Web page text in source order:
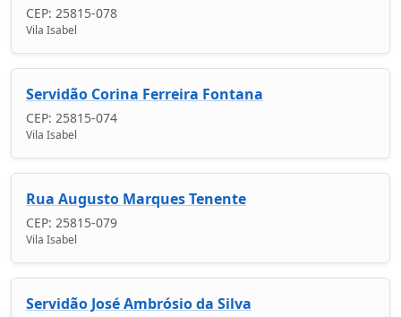
CEP: 25815-078
Vila Isabel
Servidão Corina Ferreira Fontana
CEP: 25815-074
Vila Isabel
Rua Augusto Marques Tenente
CEP: 25815-079
Vila Isabel
Servidão José Ambrósio da Silva